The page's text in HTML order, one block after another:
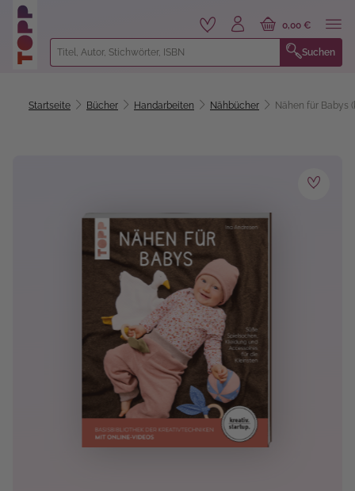
springen
Suchen
0,00 €
Startseite Bücher Handarbeiten Nähbücher Nähen für Babys